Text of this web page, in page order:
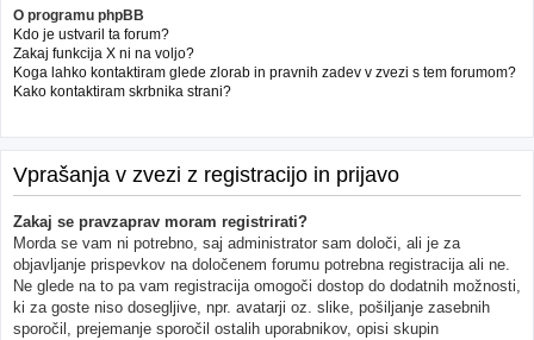
O programu phpBB
Kdo je ustvaril ta forum?
Zakaj funkcija X ni na voljo?
Koga lahko kontaktiram glede zlorab in pravnih zadev v zvezi s tem forumom?
Kako kontaktiram skrbnika strani?
Vprašanja v zvezi z registracijo in prijavo
Zakaj se pravzaprav moram registrirati?
Morda se vam ni potrebno, saj administrator sam določi, ali je za
objavljanje prispevkov na določenem forumu potrebna registracija ali ne.
Ne glede na to pa vam registracija omogoči dostop do dodatnih možnosti,
ki za goste niso dosegljive, npr. avatarji oz. slike, pošiljanje zasebnih
sporočil, prejemanje sporočil ostalih uporabnikov, opisi skupin